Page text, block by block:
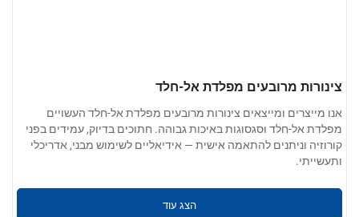
צינורות מרובעים מפלדת אל-חלד
אנו מייצרים ומייצאים צינורות מרובעים מפלדת אל-חלד העשויים
מפלדת אל-חלד וסגסוגות באיכות גבוהה. חתוכים בדיוק, עמידים בפני
קורוזיה וניתנים להתאמה אישית — אידיאליים לשימוש מבני, אדריכלי
ותעשייתי.
הצג עוד